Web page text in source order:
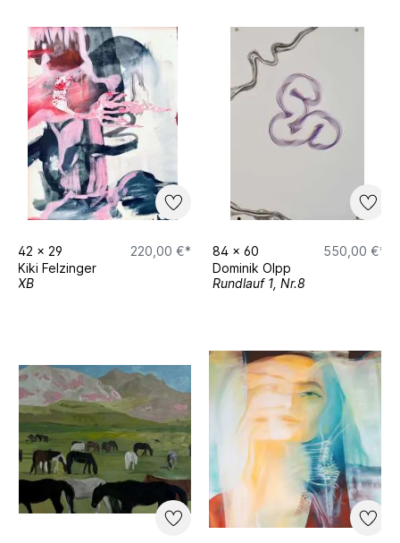
42 x 29
220,00 €*
Kiki Felzinger
XB
84 x 60
550,00 €*
Dominik Olpp
Rundlauf 1, Nr.8